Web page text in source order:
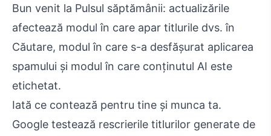
Bun venit la Pulsul săptămânii: actualizările
afectează modul în care apar titlurile dvs. în
Căutare, modul în care s-a desfășurat aplicarea
spamului și modul în care conținutul AI este
etichetat.
Iată ce contează pentru tine și munca ta.
Google testează rescrierile titlurilor generate de